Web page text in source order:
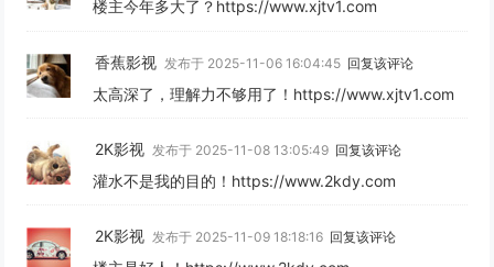
楼主今年多大了？https://www.xjtv1.com
香蕉影视 发布于 2025-11-06 16:04:45 回复该评论
太高深了，理解力不够用了！https://www.xjtv1.com
2K影视 发布于 2025-11-08 13:05:49 回复该评论
灌水不是我的目的！https://www.2kdy.com
2K影视 发布于 2025-11-09 18:18:16 回复该评论